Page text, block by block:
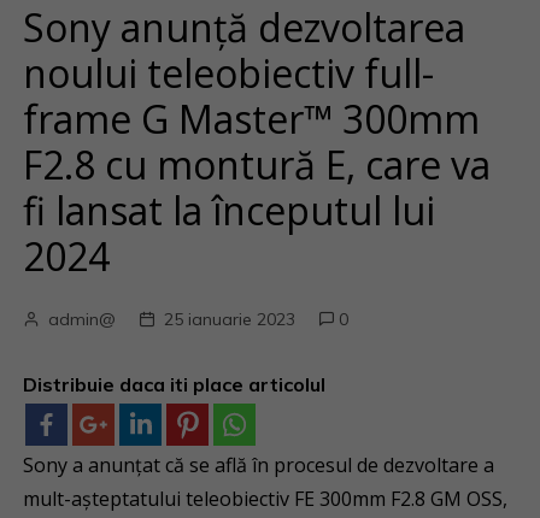
Sony anunță dezvoltarea
noului teleobiectiv full-
frame G Master™ 300mm
F2.8 cu montură E, care va
fi lansat la începutul lui
2024
admin@ 25 ianuarie 2023 0
Distribuie daca iti place articolul
Sony a anunțat că se află în procesul de dezvoltare a
mult-așteptatului teleobiectiv FE 300mm F2.8 GM OSS,